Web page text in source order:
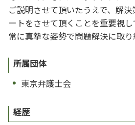
ご説明させて頂いたうえで、解
ートをさせて頂くことを重要視し
常に真摯な姿勢で問題解決に取り
所属団体
東京弁護士会
経歴